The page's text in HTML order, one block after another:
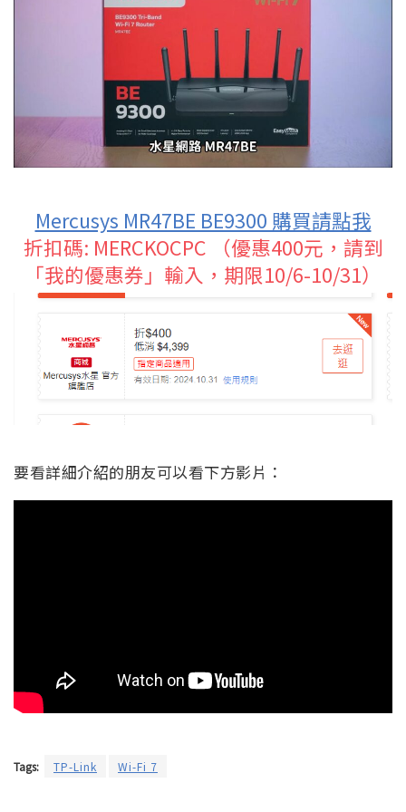
Mercusys MR47BE BE9300 購買請點我
折扣碼: MERCKOCPC （優惠400元，請到
「我的優惠券」輸入，期限10/6-10/31）
要看詳細介紹的朋友可以看下方影片：
Tags: TP-Link Wi-Fi 7